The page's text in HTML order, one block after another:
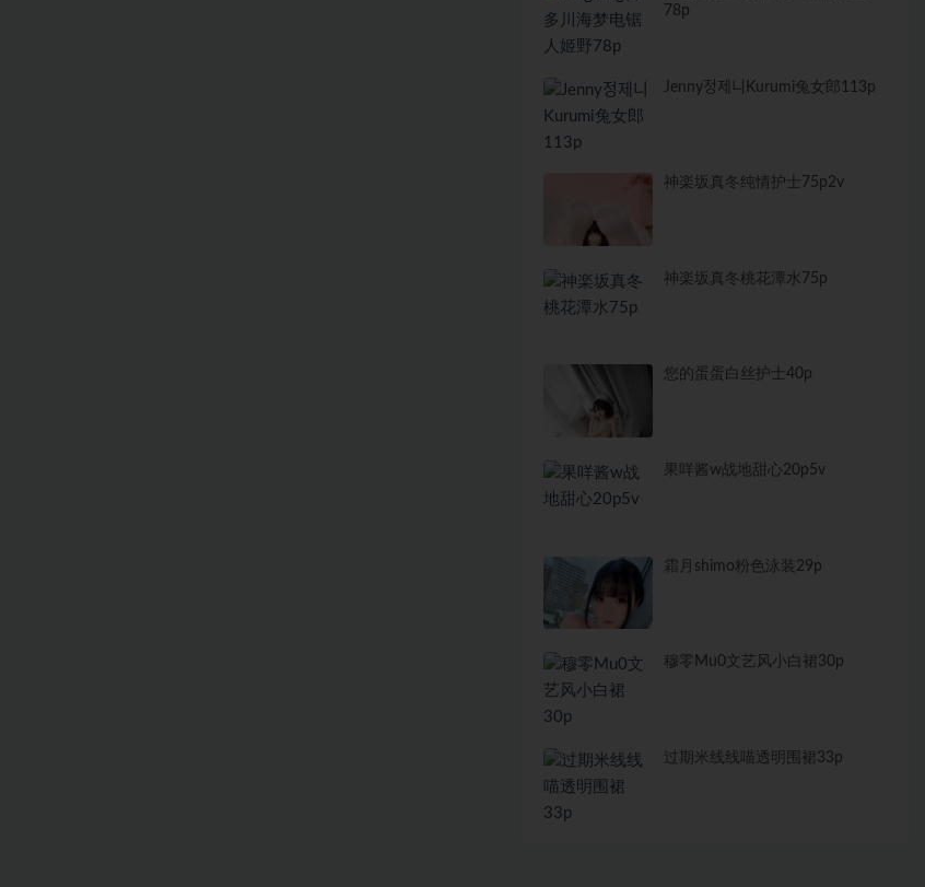
78p
Jenny정제니Kurumi兔女郎113p
神楽坂真冬纯情护士75p2v
神楽坂真冬桃花潭水75p
您的蛋蛋白丝护士40p
果咩酱w战地甜心20p5v
霜月shimo粉色泳装29p
穆零Mu0文艺风小白裙30p
过期米线线喵透明围裙33p